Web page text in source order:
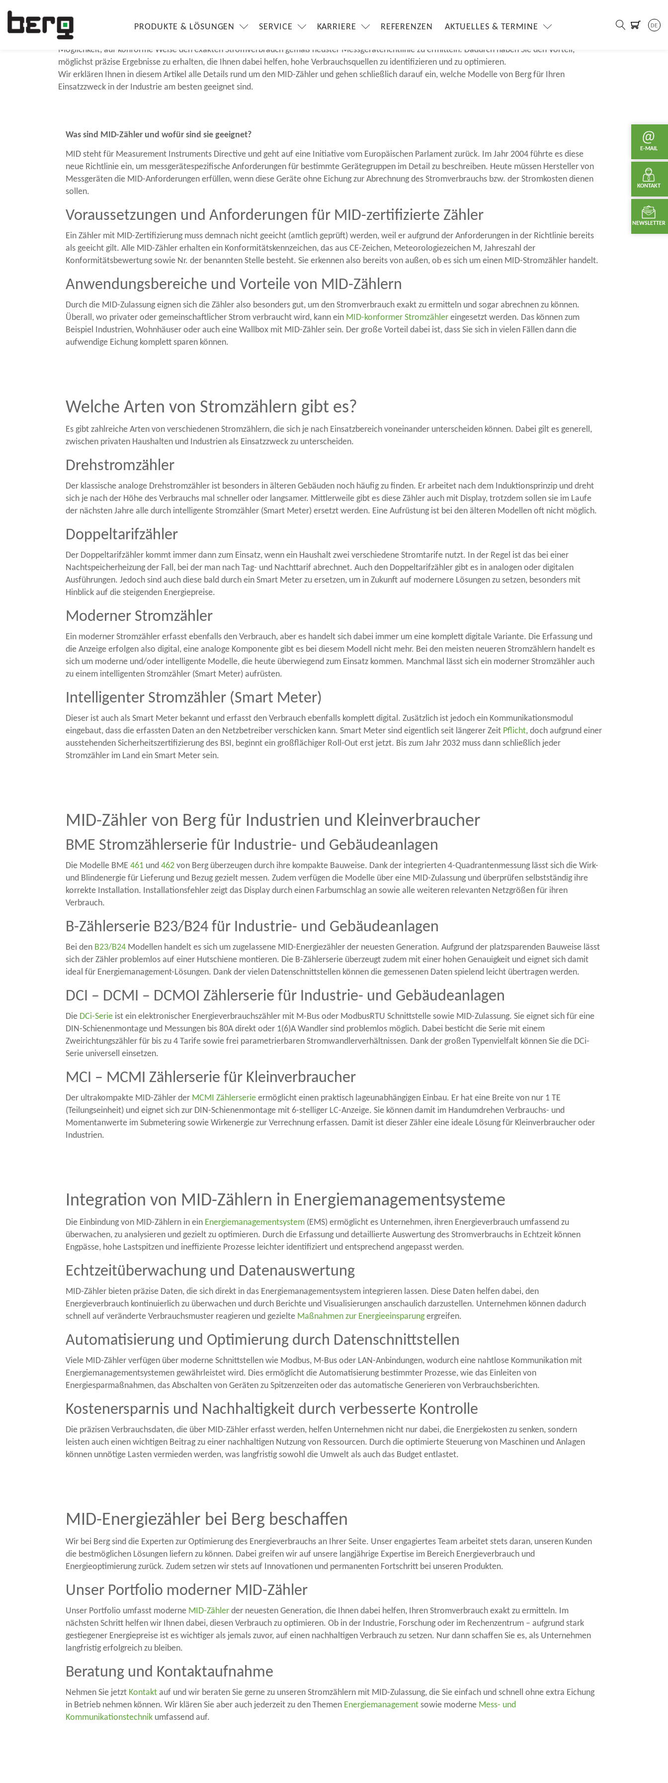
PRODUKTE & LÖSUNGEN SERVICE KARRIERE REFERENZEN AKTUELLES & TERMINE DE
MID-Zähler | Optimierung des Energieverbrauchs
Wenn Sie Ihren Energiebedarf optimieren möchten, dann fängt das beim Zählen des korrekten Verbrauchs an. Ein MID-Zähler bietet Ihnen dabei die
Möglichkeit, auf konforme Weise den exakten Stromverbrauch gemäß neuster Messgeräterichtlinie zu ermitteln. Dadurch haben Sie den Vorteil,
möglichst präzise Ergebnisse zu erhalten, die Ihnen dabei helfen, hohe Verbrauchsquellen zu identifizieren und zu optimieren.
Wir erklären Ihnen in diesem Artikel alle Details rund um den MID-Zähler und gehen schließlich darauf ein, welche Modelle von Berg für Ihren
Einsatzzweck in der Industrie am besten geeignet sind.
Was sind MID-Zähler und wofür sind sie geeignet?
MID steht für Measurement Instruments Directive und geht auf eine Initiative vom Europäischen Parlament zurück. Im Jahr 2004 führte es diese
neue Richtlinie ein, um messgerätespezifische Anforderungen für bestimmte Gerätegruppen im Detail zu beschreiben. Heute müssen Hersteller von
Messgeräten die MID-Anforderungen erfüllen, wenn diese Geräte ohne Eichung zur Abrechnung des Stromverbrauchs bzw. der Stromkosten dienen
sollen.
Voraussetzungen und Anforderungen für MID-zertifizierte Zähler
Ein Zähler mit MID-Zertifizierung muss demnach nicht geeicht (amtlich geprüft) werden, weil er aufgrund der Anforderungen in der Richtlinie bereits
als geeicht gilt. Alle MID-Zähler erhalten ein Konformitätskennzeichen, das aus CE-Zeichen, Meteorologiezeichen M, Jahreszahl der
Konformitätsbewertung sowie Nr. der benannten Stelle besteht. Sie erkennen also bereits von außen, ob es sich um einen MID-Stromzähler handelt.
Anwendungsbereiche und Vorteile von MID-Zählern
Durch die MID-Zulassung eignen sich die Zähler also besonders gut, um den Stromverbrauch exakt zu ermitteln und sogar abrechnen zu können.
Überall, wo privater oder gemeinschaftlicher Strom verbraucht wird, kann ein MID-konformer Stromzähler eingesetzt werden. Das können zum
Beispiel Industrien, Wohnhäuser oder auch eine Wallbox mit MID-Zähler sein. Der große Vorteil dabei ist, dass Sie sich in vielen Fällen dann die
aufwendige Eichung komplett sparen können.
Welche Arten von Stromzählern gibt es?
Es gibt zahlreiche Arten von verschiedenen Stromzählern, die sich je nach Einsatzbereich voneinander unterscheiden können. Dabei gilt es generell,
zwischen privaten Haushalten und Industrien als Einsatzzweck zu unterscheiden.
Drehstromzähler
Der klassische analoge Drehstromzähler ist besonders in älteren Gebäuden noch häufig zu finden. Er arbeitet nach dem Induktionsprinzip und dreht
sich je nach der Höhe des Verbrauchs mal schneller oder langsamer. Mittlerweile gibt es diese Zähler auch mit Display, trotzdem sollen sie im Laufe
der nächsten Jahre alle durch intelligente Stromzähler (Smart Meter) ersetzt werden. Eine Aufrüstung ist bei den älteren Modellen oft nicht möglich.
Doppeltarifzähler
Der Doppeltarifzähler kommt immer dann zum Einsatz, wenn ein Haushalt zwei verschiedene Stromtarife nutzt. In der Regel ist das bei einer
Nachtspeicherheizung der Fall, bei der man nach Tag- und Nachttarif abrechnet. Auch den Doppeltarifzähler gibt es in analogen oder digitalen
Ausführungen. Jedoch sind auch diese bald durch ein Smart Meter zu ersetzen, um in Zukunft auf modernere Lösungen zu setzen, besonders mit
Hinblick auf die steigenden Energiepreise.
Moderner Stromzähler
Ein moderner Stromzähler erfasst ebenfalls den Verbrauch, aber es handelt sich dabei immer um eine komplett digitale Variante. Die Erfassung und
die Anzeige erfolgen also digital, eine analoge Komponente gibt es bei diesem Modell nicht mehr. Bei den meisten neueren Stromzählern handelt es
sich um moderne und/oder intelligente Modelle, die heute überwiegend zum Einsatz kommen. Manchmal lässt sich ein moderner Stromzähler auch
zu einem intelligenten Stromzähler (Smart Meter) aufrüsten.
Intelligenter Stromzähler (Smart Meter)
Dieser ist auch als Smart Meter bekannt und erfasst den Verbrauch ebenfalls komplett digital. Zusätzlich ist jedoch ein Kommunikationsmodul
eingebaut, dass die erfassten Daten an den Netzbetreiber verschicken kann. Smart Meter sind eigentlich seit längerer Zeit Pflicht, doch aufgrund einer
ausstehenden Sicherheitszertifizierung des BSI, beginnt ein großflächiger Roll-Out erst jetzt. Bis zum Jahr 2032 muss dann schließlich jeder
Stromzähler im Land ein Smart Meter sein.
MID-Zähler von Berg für Industrien und Kleinverbraucher
BME Stromzählerserie für Industrie- und Gebäudeanlagen
Die Modelle BME 461 und 462 von Berg überzeugen durch ihre kompakte Bauweise. Dank der integrierten 4-Quadrantenmessung lässt sich die Wirk-
und Blindenergie für Lieferung und Bezug gezielt messen. Zudem verfügen die Modelle über eine MID-Zulassung und überprüfen selbstständig ihre
korrekte Installation. Installationsfehler zeigt das Display durch einen Farbumschlag an sowie alle weiteren relevanten Netzgrößen für ihren
Verbrauch.
B-Zählerserie B23/B24 für Industrie- und Gebäudeanlagen
Bei den B23/B24 Modellen handelt es sich um zugelassene MID-Energiezähler der neuesten Generation. Aufgrund der platzsparenden Bauweise lässt
sich der Zähler problemlos auf einer Hutschiene montieren. Die B-Zählerserie überzeugt zudem mit einer hohen Genauigkeit und eignet sich damit
ideal für Energiemanagement-Lösungen. Dank der vielen Datenschnittstellen können die gemessenen Daten spielend leicht übertragen werden.
DCI – DCMI – DCMOI Zählerserie für Industrie- und Gebäudeanlagen
Die DCi-Serie ist ein elektronischer Energieverbrauchszähler mit M-Bus oder ModbusRTU Schnittstelle sowie MID-Zulassung. Sie eignet sich für eine
DIN-Schienenmontage und Messungen bis 80A direkt oder 1(6)A Wandler sind problemlos möglich. Dabei besticht die Serie mit einem
Zweirichtungszähler für bis zu 4 Tarife sowie frei parametrierbaren Stromwandlerverhältnissen. Dank der großen Typenvielfalt können Sie die DCi-
Serie universell einsetzen.
MCI – MCMI Zählerserie für Kleinverbraucher
Der ultrakompakte MID-Zähler der MCMI Zählerserie ermöglicht einen praktisch lageunabhängigen Einbau. Er hat eine Breite von nur 1 TE
(Teilungseinheit) und eignet sich zur DIN-Schienenmontage mit 6-stelliger LC-Anzeige. Sie können damit im Handumdrehen Verbrauchs- und
Momentanwerte im Submetering sowie Wirkenergie zur Verrechnung erfassen. Damit ist dieser Zähler eine ideale Lösung für Kleinverbraucher oder
Industrien.
Integration von MID-Zählern in Energiemanagementsysteme
Die Einbindung von MID-Zählern in ein Energiemanagementsystem (EMS) ermöglicht es Unternehmen, ihren Energieverbrauch umfassend zu
überwachen, zu analysieren und gezielt zu optimieren. Durch die Erfassung und detaillierte Auswertung des Stromverbrauchs in Echtzeit können
Engpässe, hohe Lastspitzen und ineffiziente Prozesse leichter identifiziert und entsprechend angepasst werden.
Echtzeitüberwachung und Datenauswertung
MID-Zähler bieten präzise Daten, die sich direkt in das Energiemanagementsystem integrieren lassen. Diese Daten helfen dabei, den
Energieverbrauch kontinuierlich zu überwachen und durch Berichte und Visualisierungen anschaulich darzustellen. Unternehmen können dadurch
schnell auf veränderte Verbrauchsmuster reagieren und gezielte Maßnahmen zur Energieeinsparungergreifen.
Automatisierung und Optimierung durch Datenschnittstellen
Viele MID-Zähler verfügen über moderne Schnittstellen wie Modbus, M-Bus oder LAN-Anbindungen, wodurch eine nahtlose Kommunikation mit
Energiemanagementsystemen gewährleistet wird. Dies ermöglicht die Automatisierung bestimmter Prozesse, wie das Einleiten von
Energiesparmaßnahmen, das Abschalten von Geräten zu Spitzenzeiten oder das automatische Generieren von Verbrauchsberichten.
Kostenersparnis und Nachhaltigkeit durch verbesserte Kontrolle
Die präzisen Verbrauchsdaten, die über MID-Zähler erfasst werden, helfen Unternehmen nicht nur dabei, die Energiekosten zu senken, sondern
leisten auch einen wichtigen Beitrag zu einer nachhaltigen Nutzung von Ressourcen. Durch die optimierte Steuerung von Maschinen und Anlagen
können unnötige Lasten vermieden werden, was langfristig sowohl die Umwelt als auch das Budget entlastet.
MID-Energiezähler bei Berg beschaffen
Wir bei Berg sind die Experten zur Optimierung des Energieverbrauchs an Ihrer Seite. Unser engagiertes Team arbeitet stets daran, unseren Kunden
die bestmöglichen Lösungen liefern zu können. Dabei greifen wir auf unsere langjährige Expertise im Bereich Energieverbrauch und
Energieoptimierung zurück. Zudem setzen wir stets auf Innovationen und permanenten Fortschritt bei unseren Produkten.
Unser Portfolio moderner MID-Zähler
Unser Portfolio umfasst moderne MID-Zähler der neuesten Generation, die Ihnen dabei helfen, Ihren Stromverbrauch exakt zu ermitteln. Im
nächsten Schritt helfen wir Ihnen dabei, diesen Verbrauch zu optimieren. Ob in der Industrie, Forschung oder im Rechenzentrum – aufgrund stark
gestiegener Energiepreise ist es wichtiger als jemals zuvor, auf einen nachhaltigen Verbrauch zu setzen. Nur dann schaffen Sie es, als Unternehmen
langfristig erfolgreich zu bleiben.
Beratung und Kontaktaufnahme
Nehmen Sie jetzt Kontakt auf und wir beraten Sie gerne zu unseren Stromzählern mit MID-Zulassung, die Sie einfach und schnell ohne extra Eichung
in Betrieb nehmen können. Wir klären Sie aber auch jederzeit zu den Themen Energiemanagement sowie moderne Mess- und
Kommunikationstechnik umfassend auf.
E-MAIL
KONTAKT
NEWSLETTER